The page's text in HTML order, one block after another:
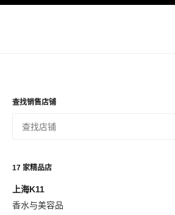
查找销售店铺
17 家精品店
查看筛选条件
上海K11
香水与美容品